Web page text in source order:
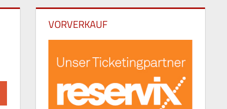
VORVERKAUF